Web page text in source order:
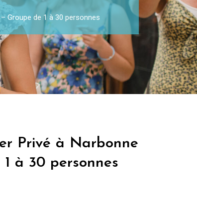
Groupe de 1 à 30 personnes
Privé à Narbonne
à 30 personnes